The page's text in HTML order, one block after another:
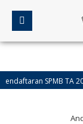
SPMB TA
Sumatif akhir